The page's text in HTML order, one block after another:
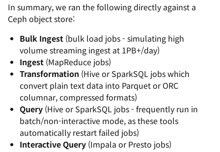
In summary, we ran the following directly against a
Ceph object store:
Bulk Ingest (bulk load jobs - simulating high
volume streaming ingest at 1PB+/day)
Ingest (MapReduce jobs)
Transformation (Hive or SparkSQL jobs which
convert plain text data into Parquet or ORC
columnar, compressed formats)
Query (Hive or SparkSQL jobs - frequently run in
batch/non-interactive mode, as these tools
automatically restart failed jobs)
Interactive Query (Impala or Presto jobs)